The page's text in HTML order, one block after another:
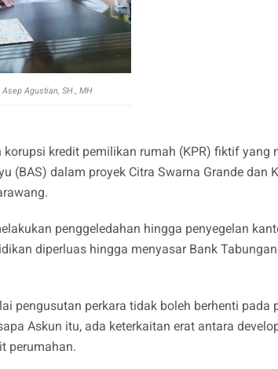
Asep Agustian, SH., MH
kredit pemilikan rumah (KPR) fiktif yang
(BAS) dalam proyek Citra Swarna Grande dan
penggeledahan hingga penyegelan
diperluas hingga menyasar Bank
pengusutan perkara tidak boleh berhenti pada
Askun itu, ada keterkaitan erat antara
perumahan.